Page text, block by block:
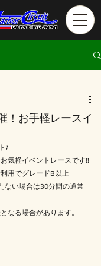
！お手軽レースイ
♪
気軽イベントレースです!!
用でグレードB以上
ない場合は30分間の通常
なる場合があります。